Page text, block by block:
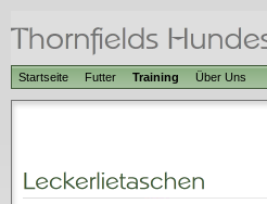
Startseite Futter Training Über Uns